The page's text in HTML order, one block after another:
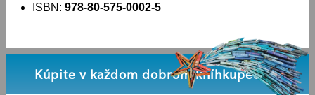
ISBN: 978-80-575-0002-5
Kúpite v každom dobrom kníhkupectve